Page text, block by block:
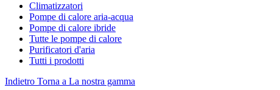
Climatizzatori
Pompe di calore aria-acqua
Pompe di calore ibride
Tutte le pompe di calore
Purificatori d'aria
Tutti i prodotti
Indietro Torna a La nostra gamma